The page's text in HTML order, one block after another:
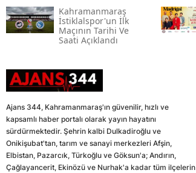
Kahramanmaraş
İstiklalspor'un İlk
Maçının Tarihi Ve
Saati Açıklandı
Ajans 344, Kahramanmaraş'ın güvenilir, hızlı ve
kapsamlı haber portalı olarak yayın hayatını
sürdürmektedir. Şehrin kalbi Dulkadiroğlu ve
Onikişubat'tan, tarım ve sanayi merkezleri Afşin,
Elbistan, Pazarcık, Türkoğlu ve Göksun'a; Andırın,
Çağlayancerit, Ekinözü ve Nurhak'a kadar tüm ilçelerin